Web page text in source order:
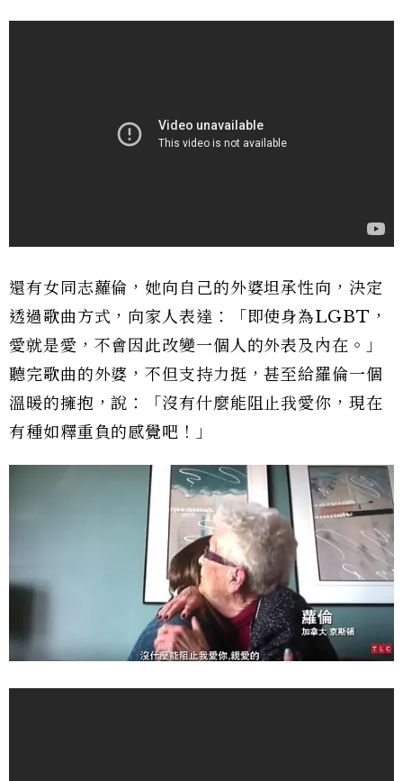
還有女同志蘿倫，她向自己的外婆坦承性向，決定
透過歌曲方式，向家人表達：「即使身為LGBT，
愛就是愛，不會因此改變一個人的外表及內在。」
聽完歌曲的外婆，不但支持力挺，甚至給羅倫一個
溫暖的擁抱，說：「沒有什麼能阻止我愛你，現在
有種如釋重負的感覺吧！」